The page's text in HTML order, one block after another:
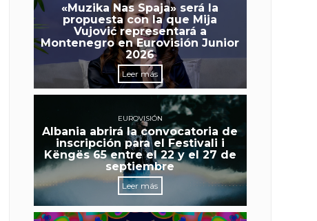
«Muzika Nas Spaja» será la
propuesta con la que Mija
Vujović representará a
Montenegro en Eurovisión Junior
2026
Leer más
EUROVISIÓN
Albania abrirá la convocatoria de
inscripción para el Festivali i
Këngës 65 entre el 22 y el 27 de
septiembre
Leer más